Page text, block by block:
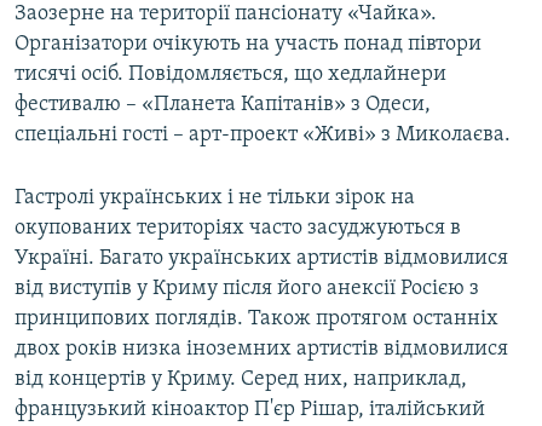
Заозерне на території пансіонату «Чайка».
Організатори очікують на участь понад півтори
тисячі осіб. Повідомляється, що хедлайнери
фестивалю – «Планета Капітанів» з Одеси,
спеціальні гості – арт-проект «Живі» з Миколаєва.
Гастролі українських і не тільки зірок на
окупованих територіях часто засуджуються в
Україні. Багато українських артистів відмовилися
від виступів у Криму після його анексії Росією з
принципових поглядів. Також протягом останніх
двох років низка іноземних артистів відмовилися
від концертів у Криму. Серед них, наприклад,
французький кіноактор П'єр Рішар, італійський